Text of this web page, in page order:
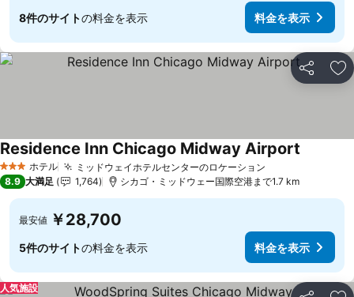
8件のサイトの料金を表示 料金を表示
シェア お
3 ホテルのランク
ホテル ミッドウェイホテルセンターのロケーション
Residence Inn Chicago Midway Airport
8.9 大満足 1,764 シカゴ・ミッドウェー国際空港まで1.7 km
最安値 ￥28,700
5件のサイトの料金を表示 料金を表示
人気施設